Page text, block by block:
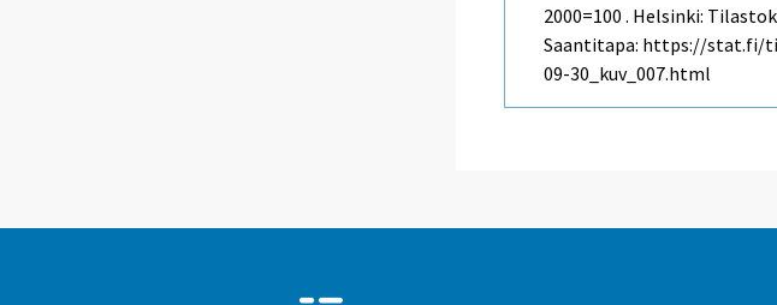
2000=100 . Helsinki:
Saantitapa: https://stat.fi/
09-30_kuv_007.html